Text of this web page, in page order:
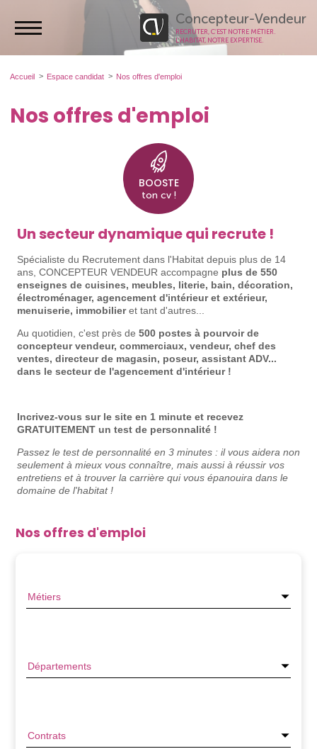
Concepteur-Vendeur
RECRUTER, C’EST NOTRE MÉTIER.
L’HABITAT, NOTRE EXPERTISE.
Accueil Espace candidat Nos offres d'emploi
Nos offres d'emploi
BOOSTE
ton cv !
Un secteur dynamique qui recrute !
Spécialiste du Recrutement dans l'Habitat depuis plus de 14
ans, CONCEPTEUR VENDEUR accompagne plus de 550
enseignes de cuisines, meubles, literie, bain, décoration,
électroménager, agencement d'intérieur et extérieur,
menuiserie, immobilieret tant d'autres...
Au quotidien, c'est près de 500 postes à pourvoir de
concepteur vendeur, commerciaux, vendeur, chef des
ventes, directeur de magasin, poseur, assistant ADV...
dans le secteur de l'agencement d'intérieur !
Incrivez-vous sur le site en 1 minute et recevez
GRATUITEMENT un test de personnalité !
Passez le test de personnalité en 3 minutes : ilvous aidera non
seulement à mieux vous connaître, mais aussi à réussir vos
entretiens et à trouver la carrière qui vous épanouira dans le
domaine de l'habitat !
Nos offres d'emploi